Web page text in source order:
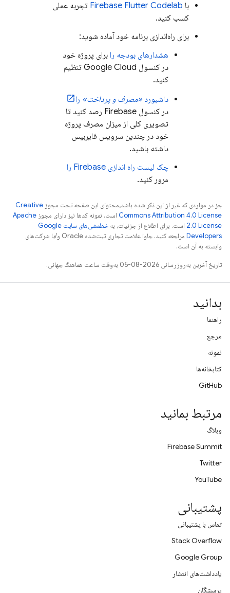
با Firebase Flutter Codelab تجربه عملی
کسب کنید.
برای راه‌اندازی برنامه خود آماده شوید:
هشدارهای بودجه را برای پروژه خود
در کنسول Google Cloud تنظیم
کنید.
داشبورد «مصرف و پرداخت» را
در کنسول Firebase رصد کنید تا
تصویری کلی از میزان مصرف پروژه
خود در چندین سرویس فایربیس
داشته باشید.
چک لیست راه اندازی Firebase را
مرور کنید.
جز در مواردی که غیر از این ذکر شده باشد،‌محتوای این صفحه تحت مجوز Creative
Commons Attribution 4.0 License است. نمونه کدها نیز دارای مجوز Apache
2.0 License است. برای اطلاع از جزئیات، به
خطمشی‌های سایت Google
Developers‏
مراجعه کنید. جاوا علامت تجاری ثبت‌شده Oracle و/یا شرکت‌های
وابسته به آن است.
تاریخ آخرین به‌روزرسانی 2026-08-05 به‌وقت ساعت هماهنگ جهانی.
بدانید
راهنما
مرجع
نمونه
کتابخانه‌ها
GitHub
مرتبط بمانید
وبلاگ
Firebase Summit
Twitter
YouTube
پشتیبانی
تماس با پشتیبانی
Stack Overflow
Google Group
یادداشت‌های انتشار
پرسشگان